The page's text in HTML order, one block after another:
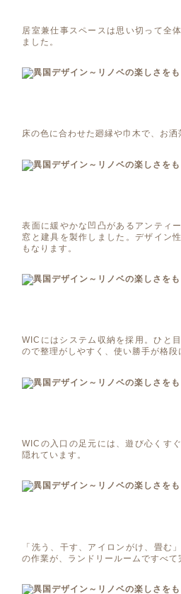
居室兼仕事スペースは思い切って全
ました。
床の色に合わせた廻縁や巾木で、お洒
表面に緩やかな凹凸があるアンティ
窓と建具を製作しました。デザイン
もなります。
WICにはシステム収納を採用。ひと
ので整理がしやすく、使い勝手が格段
WICの入口の足元には、遊び心くす
隠れています。
「洗う、干す、アイロンがけ、畳む
の作業が、ランドリールームですべて